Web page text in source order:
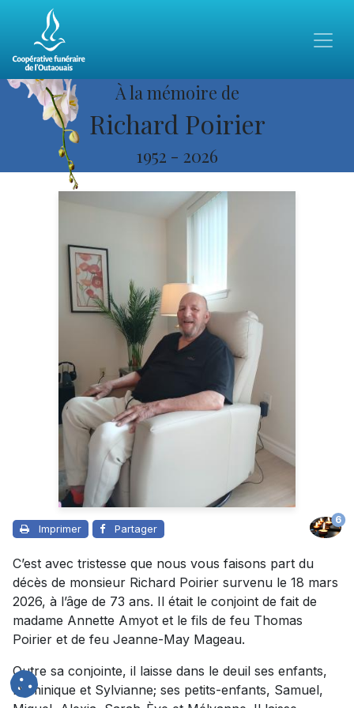
À la mémoire de
Richard Poirier
1952 - 2026
Imprimer Partager
6
C’est avec tristesse que nous vous faisons part du
décès de monsieur Richard Poirier survenu le 18 mars
2026, à l’âge de 73 ans. Il était le conjoint de fait de
madame Annette Amyot et le fils de feu Thomas
Poirier et de feu Jeanne-May Mageau.
Outre sa conjointe, il laisse dans le deuil ses enfants,
Dominique et Sylvianne; ses petits-enfants, Samuel,